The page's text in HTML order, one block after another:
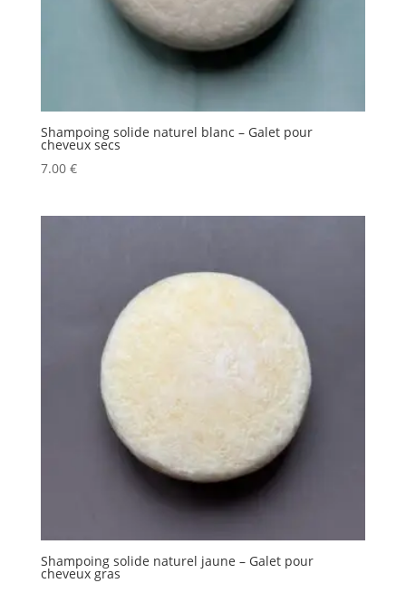
Shampoing solide naturel blanc – Galet pour
cheveux secs
7.00 €
Shampoing solide naturel jaune – Galet pour
cheveux gras